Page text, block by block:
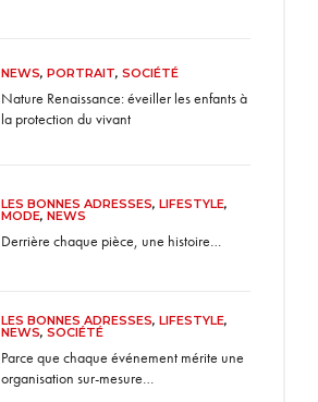
NEWS, PORTRAIT, SOCIÉTÉ
Nature Renaissance: éveiller les enfants à
la protection du vivant
LES BONNES ADRESSES, LIFESTYLE,
MODE, NEWS
Derrière chaque pièce, une histoire…
LES BONNES ADRESSES, LIFESTYLE,
NEWS, SOCIÉTÉ
Parce que chaque événement mérite une
organisation sur-mesure…